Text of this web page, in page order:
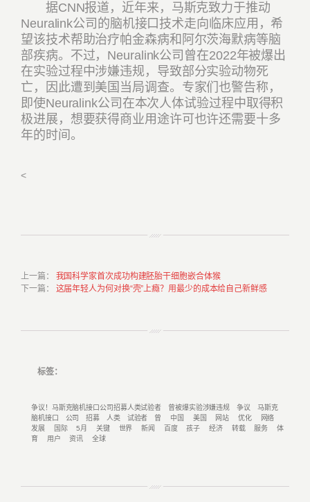
据CNN报道，近年来，马斯克致力于推动
Neuralink公司的脑机接口技术走向临床应用，希
望该技术帮助治疗帕金森病和阿尔茨海默病等脑
部疾病。不过，Neuralink公司曾在2022年被爆出
在实验过程中涉嫌违规，导致部分实验动物死
亡，因此遭到美国当局调查。专家们也警告称，
即使Neuralink公司在本次人体试验过程中取得积
极进展，想要获得商业用途许可也许还需要十多
年的时间。
<
上一篇 ： 我国科学家首次成功构建胚胎干细胞嵌合体猴
下一篇 ： 这届年轻人为何对换“壳”上瘾？用最少的成本给自己新鲜感
标签：
争议！马斯克脑机接口公司招募人类试验者 曾被爆实验涉嫌违规 争议
马斯克
脑机接口
公司 招募 人类 试验者 曾 中国 美国 网站 优化
网络
发展
国际 5月 关键 世界 新闻 百度 孩子 经济 转载 服务
体
育
用户 资讯 全球